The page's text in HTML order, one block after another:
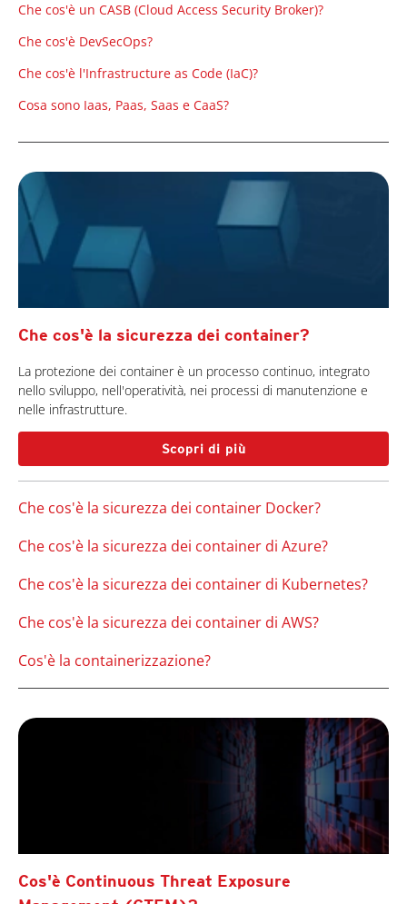
Che cos'è un CASB (Cloud Access Security Broker)?
Che cos'è DevSecOps?
Che cos'è l'Infrastructure as Code (IaC)?
Cosa sono Iaas, Paas, Saas e CaaS?
Che cos'è la sicurezza dei container?
La protezione dei container è un processo continuo, integrato
nello sviluppo, nell'operatività, nei processi di manutenzione e
nelle infrastrutture.
Scopri di più
Che cos'è la sicurezza dei container Docker?
Che cos'è la sicurezza dei container di Azure?
Che cos'è la sicurezza dei container di Kubernetes?
Che cos'è la sicurezza dei container di AWS?
Cos'è la containerizzazione?
Cos'è Continuous Threat Exposure